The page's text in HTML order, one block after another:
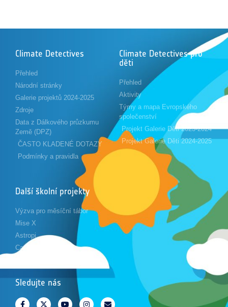
Climate Detectives
Přehled
Národní stránky
Galerie projektů 2024-2025
Zdroje
Data z Dálkového průzkumu
Země (DPZ)
ČASTO KLADENÉ DOTAZY
Podmínky a pravidla
Climate Detectives pro
děti
Přehled
Aktivity
Týmy a mapa Evropského
společenství
Projekt Galerie Děti 2023-2024
Projekt Galerie Děti 2024-2025
Další školní projekty
Výzva pro měsíční tábor
Mise X
Astropi
Cansat
Sledujte nás